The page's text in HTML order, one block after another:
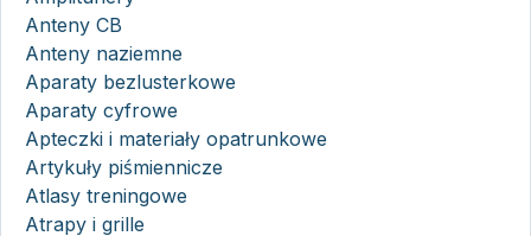
Anteny CB
Anteny naziemne
Aparaty bezlusterkowe
Aparaty cyfrowe
Apteczki i materiały opatrunkowe
Artykuły piśmiennicze
Atlasy treningowe
Atrapy i grille